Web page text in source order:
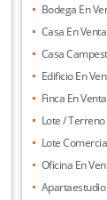
Bodega En
Casa En
Casa
Edificio En
Finca En
Lote /
Lote
Oficina En
Apartaestudio